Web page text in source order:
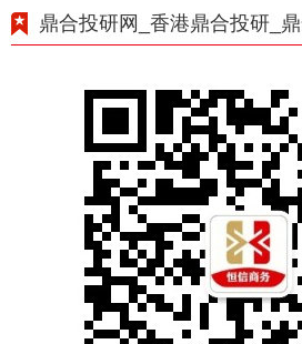
鼎合投研网_香港鼎合投研_